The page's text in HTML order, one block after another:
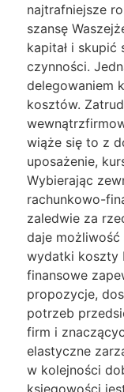
najtrafniejsze
szansę
kapitał i
czynności.
delegowaniem
kosztów.
wiąże się to z
uposażenie,
Wybierając
rachunkowo-
zaledwie za
daje
wydatki koszty
finansowe
propozycje,
potrzeb
firm i
elastyczne
w kolejności